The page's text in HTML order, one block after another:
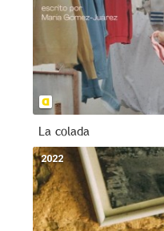
La colada
2022